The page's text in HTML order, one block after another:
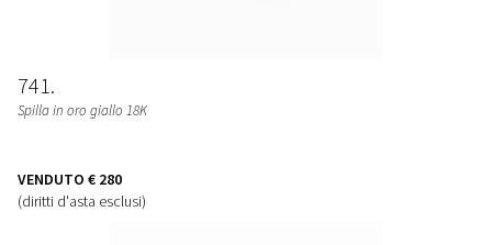
741
Spilla in oro giallo 18K
VENDUTO € 280
(diritti d'asta esclusi)